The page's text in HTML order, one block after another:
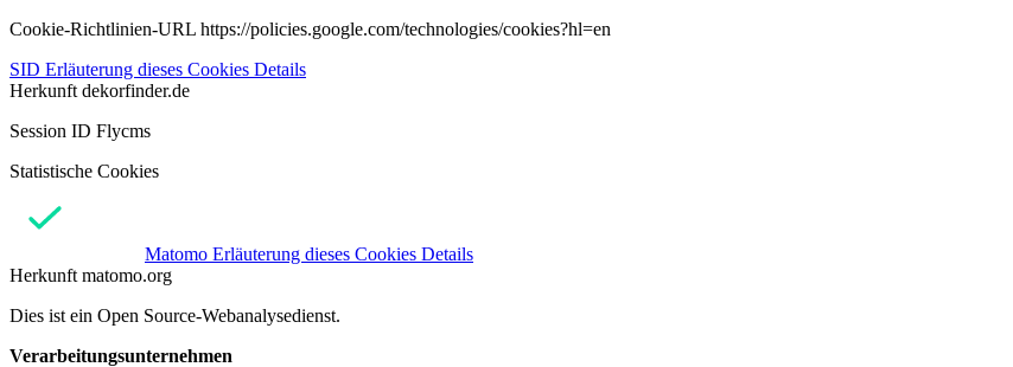
Cookie-Richtlinien-URL https://policies.google.com/technologies/cookies?hl=en
SID Erläuterung dieses Cookies Details
Herkunft dekorfinder.de
Session ID Flycms
Statistische Cookies
Matomo Erläuterung dieses Cookies Details
Herkunft matomo.org
Dies ist ein Open Source-Webanalysedienst.
Verarbeitungsunternehmen